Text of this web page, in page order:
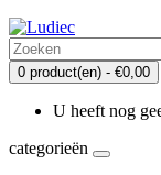
0 product(en) - €0,00
U heeft nog
categorieën